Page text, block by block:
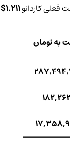
1.211$
به تومان